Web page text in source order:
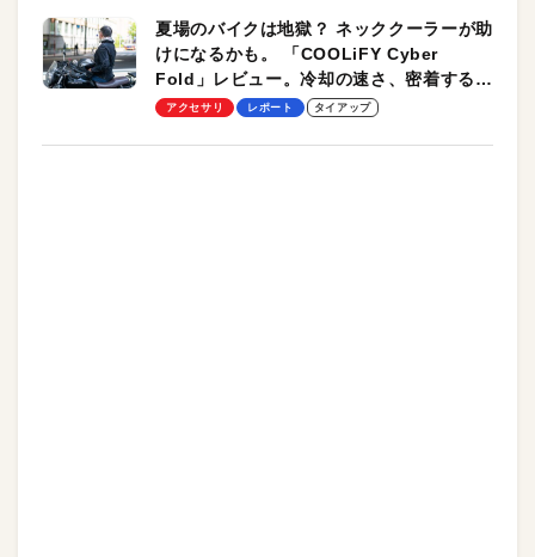
夏場のバイクは地獄？ ネッククーラーが助
けになるかも。 「COOLiFY Cyber
Fold」レビュー。冷却の速さ、密着する冷
却プレート、シンプルな操作性がグッド！
アクセサリ レポート タイアップ